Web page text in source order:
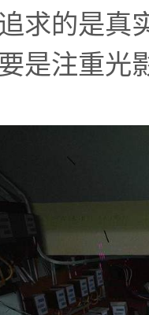
求的是真
是注重光